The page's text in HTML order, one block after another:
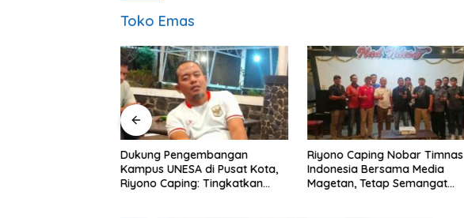
Toko Emas
Dukung Pengembangan
Kampus UNESA di Pusat Kota,
Riyono Caping: Tingkatkan
Riyono Caping Nobar Timnas
Indonesia Bersama Media
Magetan, Tetap Semangat